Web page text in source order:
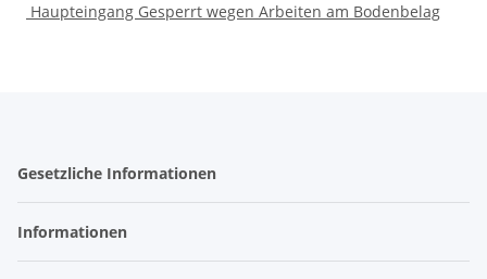
Haupteingang Gesperrt wegen Arbeiten am Bodenbelag
Gesetzliche Informationen
Informationen